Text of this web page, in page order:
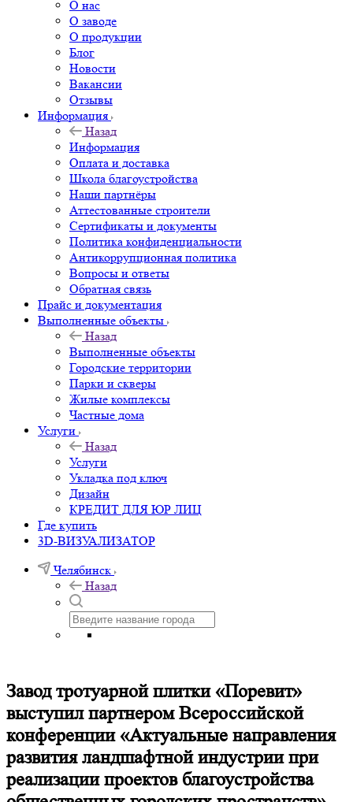
О нас
О заводе
О продукции
Блог
Новости
Вакансии
Отзывы
Информация
Назад
Информация
Оплата и доставка
Школа благоустройства
Наши партнёры
Аттестованные строители
Сертификаты и документы
Политика конфиденциальности
Антикоррупционная политика
Вопросы и ответы
Обратная связь
Прайс и документация
Выполненные объекты
Назад
Выполненные объекты
Городские территории
Парки и скверы
Жилые комплексы
Частные дома
Услуги
Назад
Услуги
Укладка под ключ
Дизайн
КРЕДИТ ДЛЯ ЮР ЛИЦ
Где купить
3D-ВИЗУАЛИЗАТОР
Челябинск
Назад
Завод тротуарной плитки «Поревит»
выступил партнером Всероссийской
конференции «Актуальные направления
развития ландшафтной индустрии при
реализации проектов благоустройства